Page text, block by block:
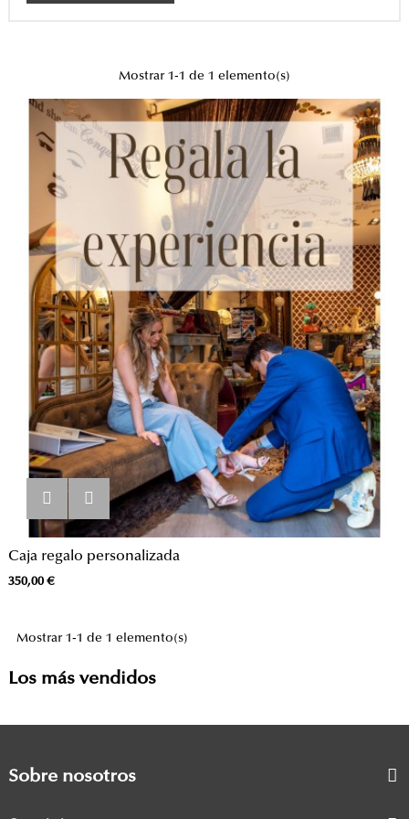
Mostrar 1-1 de 1 elemento(s)
Caja regalo personalizada
Precio
350,00 €
Mostrar 1-1 de 1 elemento(s)
Los más vendidos
Sobre nosotros